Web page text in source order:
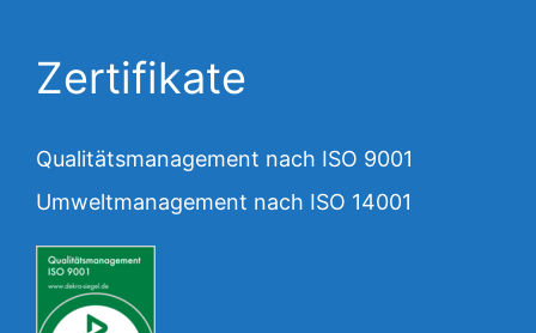
Zertifikate
Qualitätsmanagement nach ISO 9001
Umweltmanagement nach ISO 14001